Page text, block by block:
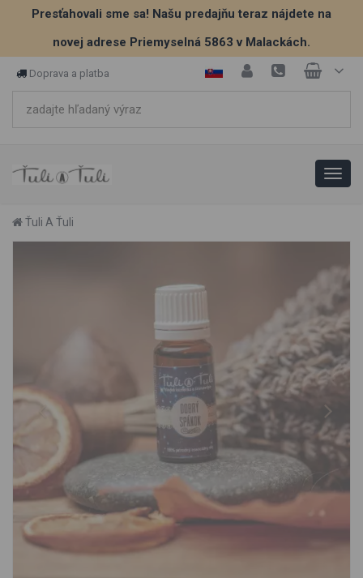
Presťahovali sme sa! Našu predajňu teraz nájdete na
novej adrese Priemyselná 5863 v Malackách.
Doprava a platba
Ťuli A Ťuli